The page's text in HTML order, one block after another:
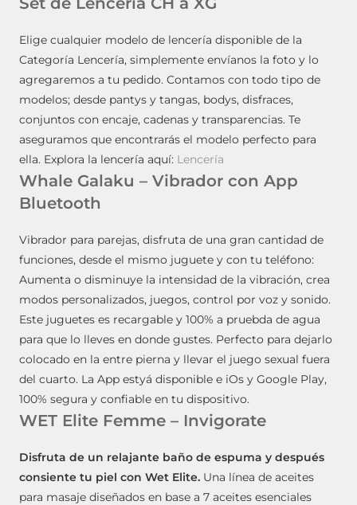
Elige cualquier modelo de lencería disponible de la
Categoría Lencería, simplemente envíanos la foto y lo
agregaremos a tu pedido. Contamos con todo tipo de
modelos; desde pantys y tangas, bodys, disfraces,
conjuntos con encaje, cadenas y transparencias. Te
aseguramos que encontrarás el modelo perfecto para
ella. Explora la lencería aquí: Lencería
Whale Galaku – Vibrador con App
Bluetooth
Vibrador para parejas, disfruta de una gran cantidad de
funciones, desde el mismo juguete y con tu teléfono:
Aumenta o disminuye la intensidad de la vibración, crea
modos personalizados, juegos, control por voz y sonido.
Este juguetes es recargable y 100% a pruebda de agua
para que lo lleves en donde gustes. Perfecto para dejarlo
colocado en la entre pierna y llevar el juego sexual fuera
del cuarto. La App estyá disponible e iOs y Google Play,
100% segura y confiable en tu dispositivo.
WET Elite Femme – Invigorate
Disfruta de un relajante baño de espuma y después
consiente tu piel con Wet Elite. Una línea de aceites
para masaje diseñados en base a 7 aceites esenciales